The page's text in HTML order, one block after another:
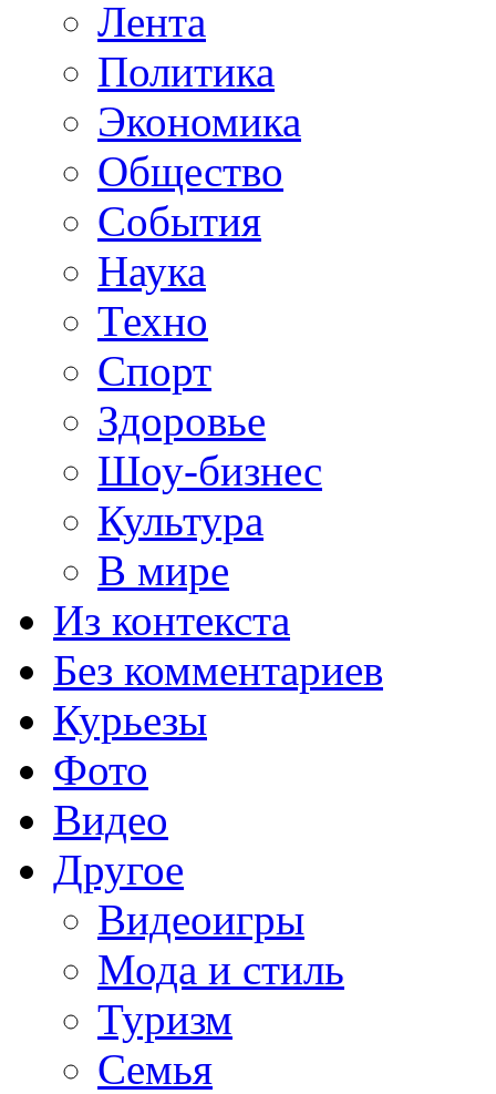
Лента
Политика
Экономика
Общество
События
Наука
Техно
Спорт
Здоровье
Шоу-бизнес
Культура
В мире
Из контекста
Без комментариев
Курьезы
Фото
Видео
Другое
Видеоигры
Мода и стиль
Туризм
Семья